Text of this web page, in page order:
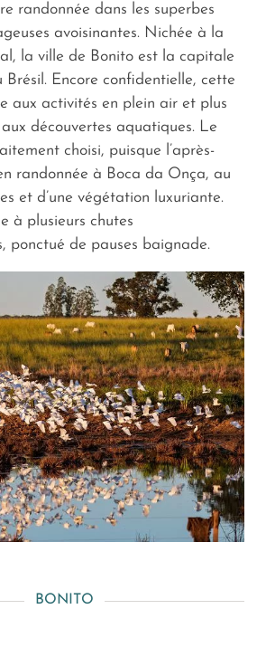
randonnée dans les superbes
avoisinantes. Nichée à la
la ville de Bonito est la capitale
Brésil. Encore confidentielle, cette
aux activités en plein air et plus
découvertes aquatiques. Le
choisi, puisque l’après-
randonnée à Boca da Onça, au
et d’une végétation luxuriante.
à plusieurs chutes
ponctué de pauses baignade.
BONITO